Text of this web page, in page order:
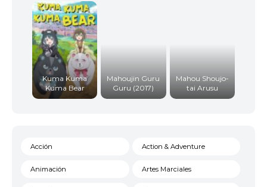
Kuma Kuma
Kuma Bear
Mahoujin Guru
Guru (2017)
Mahou Shoujo-
tai Arusu
Acción Action & Adventure
Animación Artes Marciales